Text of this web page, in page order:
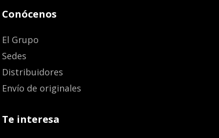
Conócenos
El Grupo
Sedes
Distribuidores
Envío de originales
Te interesa